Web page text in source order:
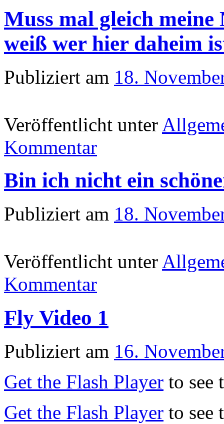
Muss mal gleich meine
weiß wer hier daheim
Publiziert am 18.
Veröffentlicht unter
Kommentar
Bin ich nicht ein
Publiziert am 18.
Veröffentlicht unter
Kommentar
Fly Video 1
Publiziert am 16.
Get the Flash Player to see
Get the Flash Player to see